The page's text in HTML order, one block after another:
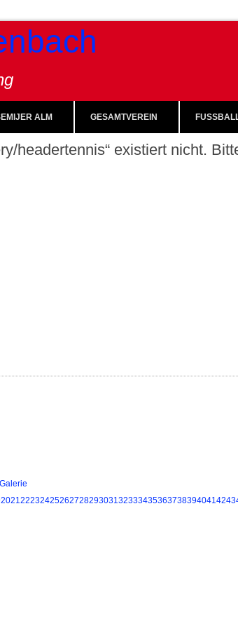
ALM GESAMTVEREIN FUSSBALL
headertennis“ existiert nicht.
202122232425262728293031323334353637383940414243
Bericht
|